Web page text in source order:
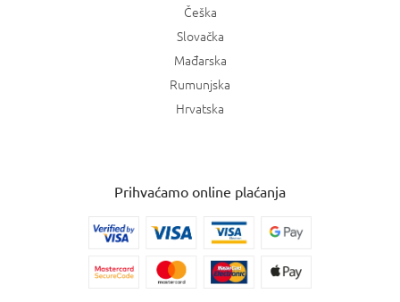
Češka
Slovačka
Mađarska
Rumunjska
Hrvatska
Prihvaćamo online plaćanja